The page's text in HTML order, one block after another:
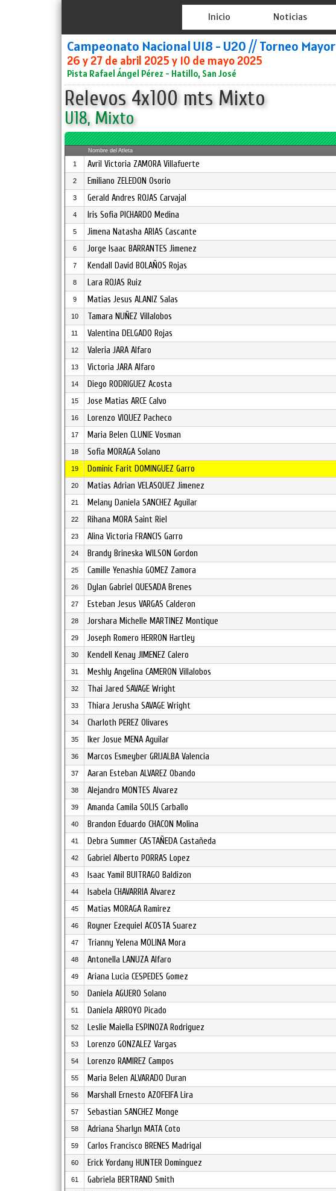
Inicio Noticias
Campeonato Nacional U18 - U20 // Torneo Mayor
26 y 27 de abril 2025 y 10 de mayo 2025
Pista Rafael Ángel Pérez - Hatillo, San José
Relevos 4x100 mts Mixto
U18, Mixto
Nombre del Atleta
1 Avril Victoria ZAMORA Villafuerte
2 Emiliano ZELEDON Osorio
3 Gerald Andres ROJAS Carvajal
4 Iris Sofia PICHARDO Medina
5 Jimena Natasha ARIAS Cascante
6 Jorge Isaac BARRANTES Jimenez
7 Kendall David BOLAÑOS Rojas
8 Lara ROJAS Ruiz
9 Matias Jesus ALANIZ Salas
10 Tamara NUÑEZ Villalobos
11 Valentina DELGADO Rojas
12 Valeria JARA Alfaro
13 Victoria JARA Alfaro
14 Diego RODRIGUEZ Acosta
15 Jose Matias ARCE Calvo
16 Lorenzo VIQUEZ Pacheco
17 Maria Belen CLUNIE Vosman
18 Sofia MORAGA Solano
19 Dominic Farit DOMINGUEZ Garro
20 Matias Adrian VELASQUEZ Jimenez
21 Melany Daniela SANCHEZ Aguilar
22 Rihana MORA Saint Riel
23 Alina Victoria FRANCIS Garro
24 Brandy Brineska WILSON Gordon
25 Camille Yenashia GOMEZ Zamora
26 Dylan Gabriel QUESADA Brenes
27 Esteban Jesus VARGAS Calderon
28 Jorshara Michelle MARTINEZ Montique
29 Joseph Romero HERRON Hartley
30 Kendell Kenay JIMENEZ Calero
31 Meshly Angelina CAMERON Villalobos
32 Thai Jared SAVAGE Wright
33 Thiara Jerusha SAVAGE Wright
34 Charloth PEREZ Olivares
35 Iker Josue MENA Aguilar
36 Marcos Esmeyber GRIJALBA Valencia
37 Aaran Esteban ALVAREZ Obando
38 Alejandro MONTES Alvarez
39 Amanda Camila SOLIS Carballo
40 Brandon Eduardo CHACON Molina
41 Debra Summer CASTAÑEDA Castañeda
42 Gabriel Alberto PORRAS Lopez
43 Isaac Yamil BUITRAGO Baldizon
44 Isabela CHAVARRIA Alvarez
45 Matias MORAGA Ramirez
46 Royner Ezequiel ACOSTA Suarez
47 Trianny Yelena MOLINA Mora
48 Antonella LANUZA Alfaro
49 Ariana Lucia CESPEDES Gomez
50 Daniela AGUERO Solano
51 Daniela ARROYO Picado
52 Leslie Maiella ESPINOZA Rodriguez
53 Lorenzo GONZALEZ Vargas
54 Lorenzo RAMIREZ Campos
55 Maria Belen ALVARADO Duran
56 Marshall Ernesto AZOFEIFA Lira
57 Sebastian SANCHEZ Monge
58 Adriana Sharlyn MATA Coto
59 Carlos Francisco BRENES Madrigal
60 Erick Yordany HUNTER Dominguez
61 Gabriela BERTRAND Smith